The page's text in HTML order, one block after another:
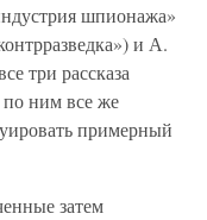
шпионажа»
и А.
три рассказа
по ним все же
примерный
затем